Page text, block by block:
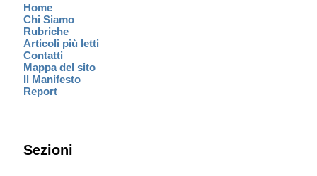
Home
Chi Siamo
Rubriche
Articoli più letti
Contatti
Mappa del sito
Il Manifesto
Report
Sezioni